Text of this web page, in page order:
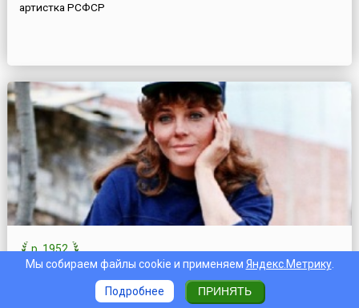
артистка РСФСР
р. 1952
Вероника Кастро
мексиканская актриса, певица и телеведущая
Мы собираем файлы cookie и применяем Яндекс.Метрику.
Подробнее ПРИНЯТЬ